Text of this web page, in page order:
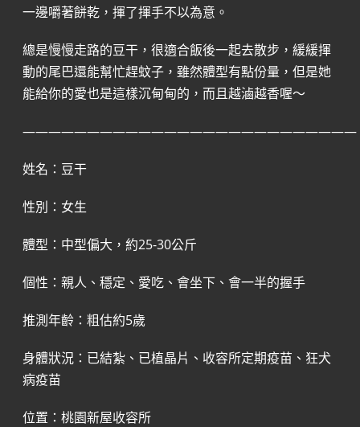
一邊嚼著餅乾，揮了揮手不以為意。
總是慢慢走路的豆干，很適合飯後一起去散步，緩緩揮
動的尾巴還能幫忙趕蚊子，雖然體型有點份量，但是她
能給你的愛也是這樣沉甸甸的，而且越滷越香喔～
——————————————————————————
姓名：豆干
性別：女生
體型：中型偏大，約25-30公斤
個性：親人、穩定、愛吃、會坐下、會一半的握手
推測年齡：粗估約5歲
身體狀況：已結紮、已植晶片、收容所定期疫苗、狂犬
病疫苗
位置：桃園新屋收容所